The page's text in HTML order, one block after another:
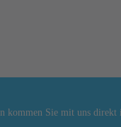
kommen Sie mit uns direkt